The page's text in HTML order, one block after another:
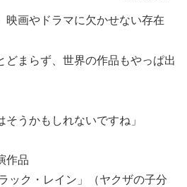
映画やドラマに欠かせない存在
どまらず、世界の作品もやっぱ出
うかもしれないですね」
作品
ック・レイン」（ヤクザの子分